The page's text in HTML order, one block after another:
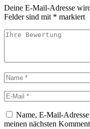
Deine E-Mail-Adresse
Felder sind mit * markiert
Name, E-Mail-
meinen nächsten